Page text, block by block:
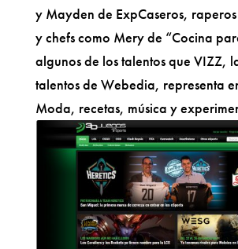
y Mayden de ExpCaseros,
y chefs como Mery de “Cocina
algunos de los talentos que VIZZ,
talentos de Webedia, representa
Moda, recetas, música y